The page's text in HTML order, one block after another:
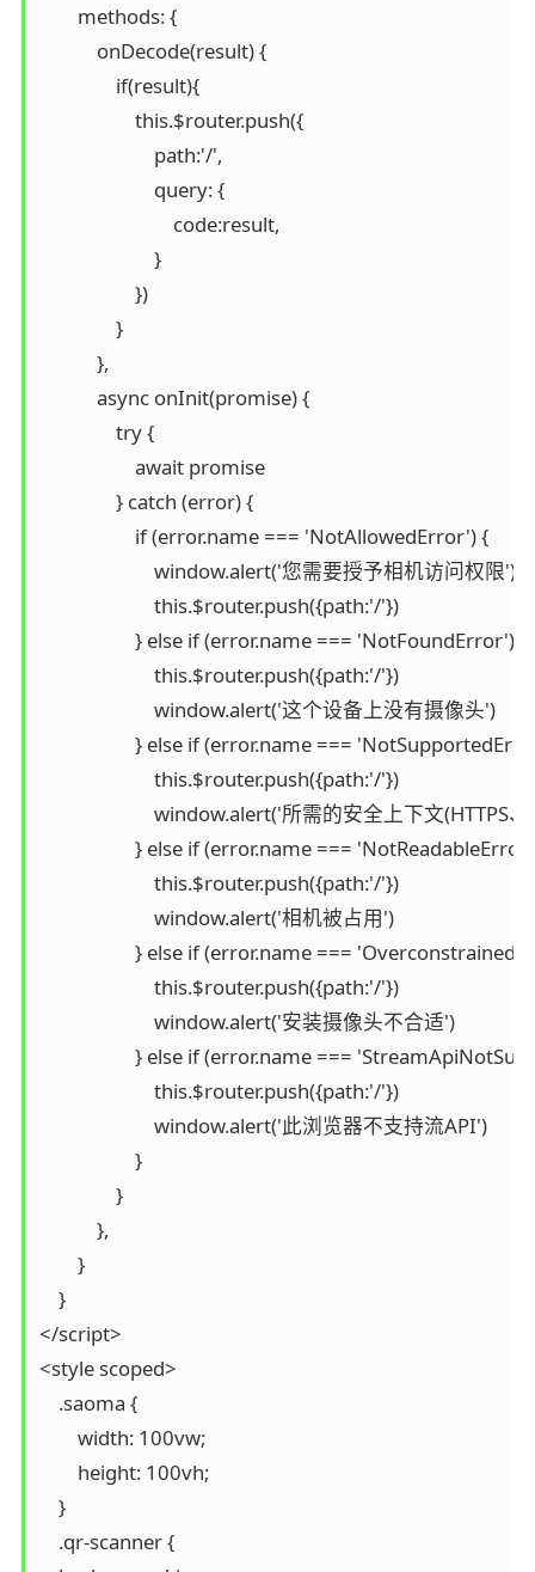
        methods: {
            onDecode(result) {
                if(result){
                    this.$router.push({
                        path:'/',
                        query: {
                            code:result,
                        }
                    })
                }
            },
            async onInit(promise) {
                try {
                    await promise
                } catch (error) {
                    if (error.name === 'NotAllowedError') {
                        window.alert('您需要授予相机访问权限')
                        this.$router.push({path:'/'})
                    } else if (error.name === 'NotFoundError') {
                        this.$router.push({path:'/'})
                        window.alert('这个设备上没有摄像头')
} else if (error.name ===
                        this.$router.push({path:'/'})
window.alert('所需的安全上下文(HTTPS
} else if (error.name ===
                        this.$router.push({path:'/'})
                        window.alert('相机被占用')
} else if (error.name ===
                        this.$router.push({path:'/'})
                        window.alert('安装摄像头不合适')
} else if (error.name ===
                        this.$router.push({path:'/'})
                        window.alert('此浏览器不支持流API')
                    }
                }
            },
        }
    }
</script>
<style scoped>
    .saoma {
        width: 100vw;
        height: 100vh;
    }
    .qr-scanner {